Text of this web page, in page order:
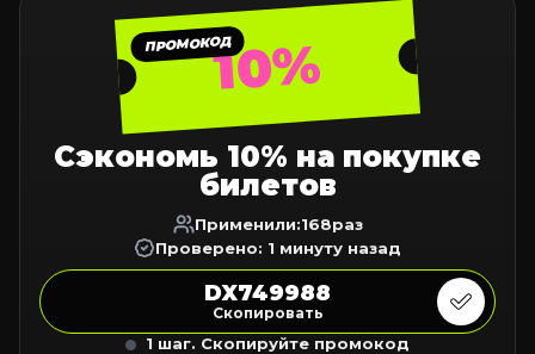
ПРОМОКОД10%
Сэкономь 10% на покупке
билетов
Применили:168раз
Проверено: 1 минуту назад
DX749988
Скопировать
1 шаг. Скопируйте промокод